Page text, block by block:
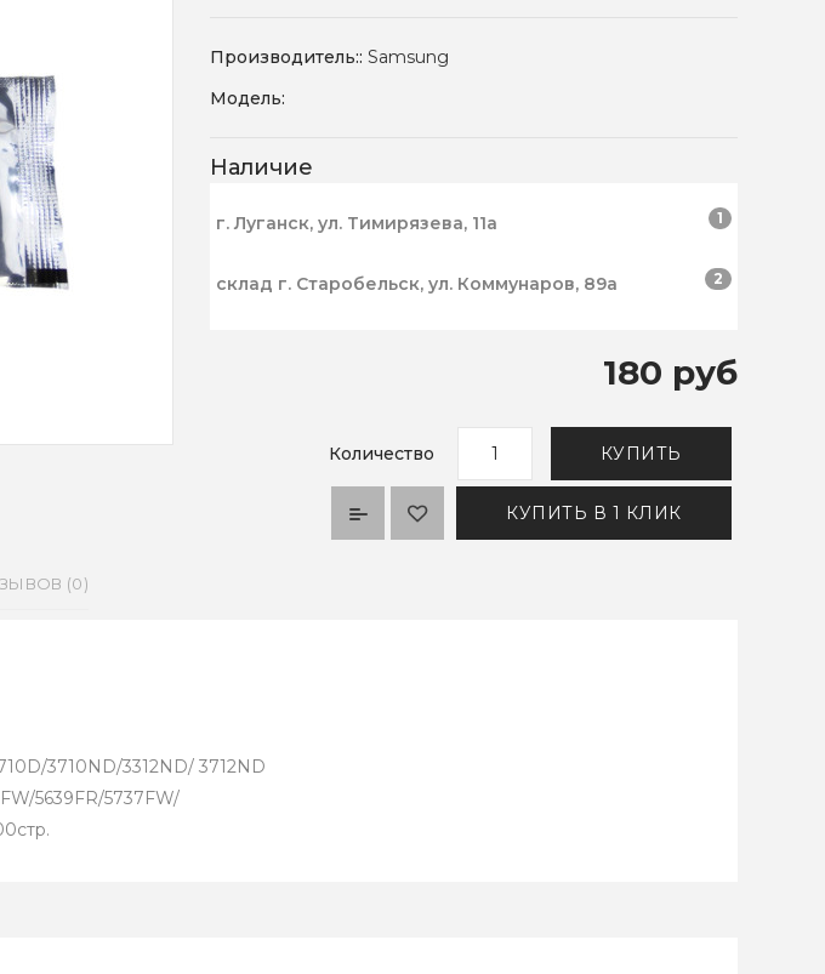
Производитель::Samsung
Модель:
Наличие
г. Луганск, ул. Тимирязева, 11а 1
склад г. Старобельск, ул. Коммунаров, 89а 2
180 руб
Количество КУПИТЬ
КУПИТЬ В 1 КЛИК
(0)
3710ND/3312ND/ 3712ND
5639FR/5737FW/